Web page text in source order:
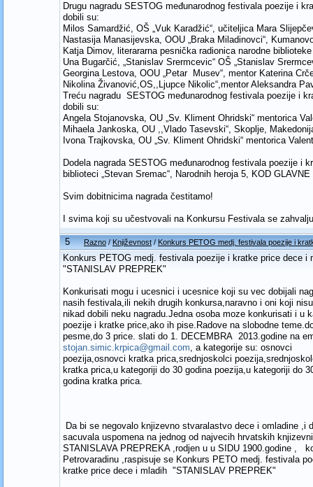
Drugu nagradu SESTOG međunarodnog festivala poezije i
dobili su:
Milos Samardžić, OŠ „Vuk Karadžić“, učiteljica Mara
Nastasija Manasijevska, OOU „Braka Miladinovci“,
Katja Dimov, literararna pesnička radionica narodne
Una Bugarčić, „Stanislav Srermcevic“ OŠ „Stanislav
Georgina Lestova, OOU „Petar Musev“, mentor Katerina
Nikolina Živanović,OS,,Ljupce Nikolic“,mentor Aleksandra
Treću nagradu SESTOG međunarodnog festivala poezije i
dobili su:
Angela Stojanovska, OU „Sv. Kliment Ohridski“ mentorica
Mihaela Jankoska, OU ,,Vlado Tasevski“, Skoplje,
Ivona Trajkovska, OU „Sv. Kliment Ohridski“ mentorica
Dodela nagrada SESTOG međunarodnog festivala poezije i
biblioteci „Stevan Sremac“, Narodnih heroja 5, KOD
Svim dobitnicima nagrada čestitamo!
I svima koji su učestvovali na Konkursu Festivala se
5 Razno/Književnost/Konkurs PETOG medj. festivala poezije i
Konkurs PETOG medj. festivala poezije i kratke price dece i
"STANISLAV PREPREK"
Konkurisati mogu i ucesnici i ucesnice koji su vec dobijali
nasih festivala,ili nekih drugih konkursa,naravno i oni koji nisu
nikad dobili neku nagradu.Jedna osoba moze konkurisati i u
poezije i kratke price,ako ih pise.Radove na slobodne
pesme,do 3 price. slati do 1. DECEMBRA 2013.godine na
stojan.simic.krpica@gmail.com, a kategorije su: osnovci
poezija,osnovci kratka prica,srednjoskolci
kratka prica,u kategoriji do 30 godina poezija,u kategoriji do
godina kratka prica.
Da bi se negovalo knjizevno stvaralastvo dece i omladine ,i
sacuvala uspomena na jednog od najvecih hrvatskih
STANISLAVA PREPREKA ,rodjen u u SIDU 1900.godine ,
Petrovaradinu ,raspisuje se Konkurs PETO medj. festivala
kratke price dece i mladih "STANISLAV PREPREK"